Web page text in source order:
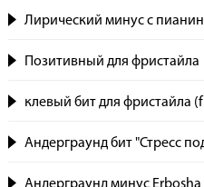
Лирический минус с
Позитивный для фристайла
клевый бит для фристайла
Андерграунд бит "Стресс